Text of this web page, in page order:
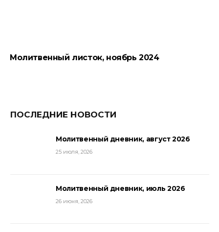
Молитвенный листок, ноябрь 2024
ПОСЛЕДНИЕ НОВОСТИ
Молитвенный дневник, август 2026
25 июля, 2026
Молитвенный дневник, июль 2026
26 июня, 2026